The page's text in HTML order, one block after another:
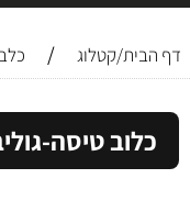
דף הבית/קטלוג /
כלוב טיסה-גוליבר 5